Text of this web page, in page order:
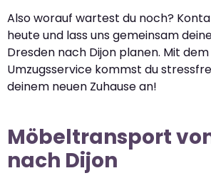
Also worauf wartest du noch?
heute und lass uns gemeinsam
Dresden nach Dijon planen. Mit
Umzugsservice kommst du
deinem neuen Zuhause an!
Möbeltransport
nach Dijon